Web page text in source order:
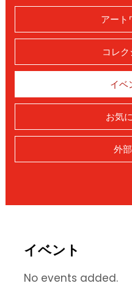
アート
コレ
イベ
お気
外
イベント
No events added.